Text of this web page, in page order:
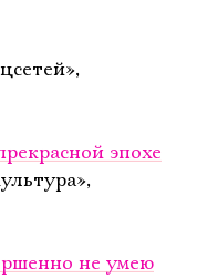
эпохе
не умею